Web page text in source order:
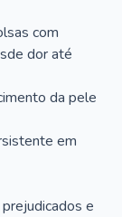
com
dor até
da pele
em
e